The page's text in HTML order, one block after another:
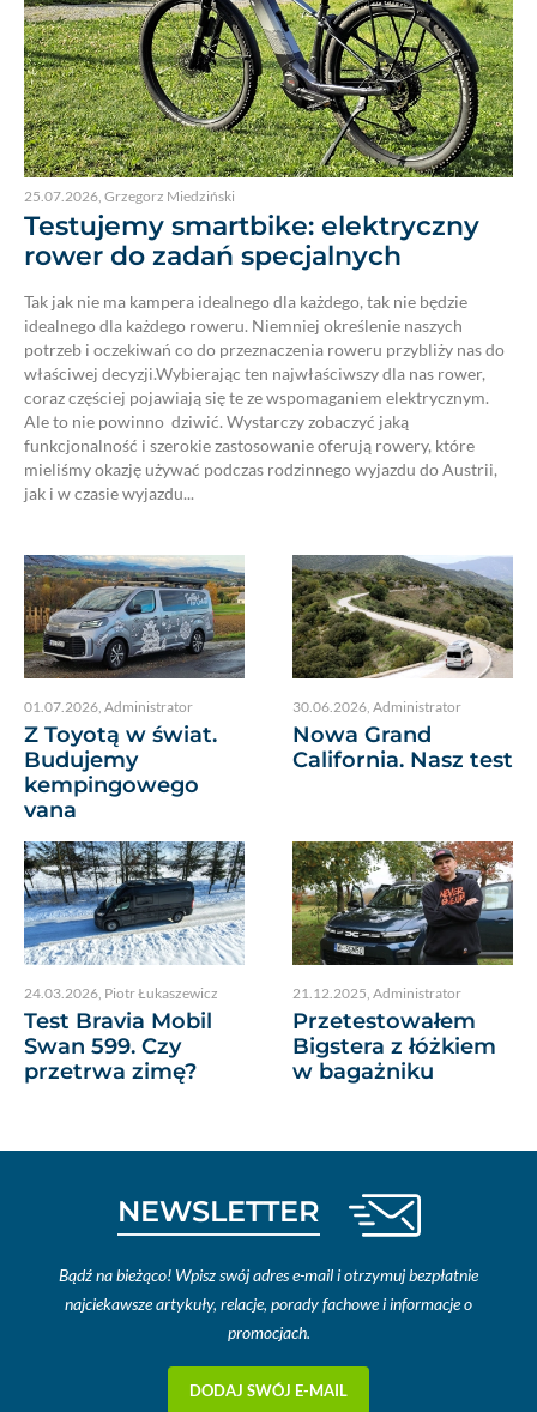
25.07.2026, Grzegorz Miedziński
Testujemy smartbike: elektryczny
rower do zadań specjalnych
Tak jak nie ma kampera idealnego dla każdego, tak nie będzie
idealnego dla każdego roweru. Niemniej określenie naszych
potrzeb i oczekiwań co do przeznaczenia roweru przybliży nas do
właściwej decyzji.Wybierając ten najwłaściwszy dla nas rower,
coraz częściej pojawiają się te ze wspomaganiem elektrycznym.
Ale to nie powinno dziwić. Wystarczy zobaczyć jaką
funkcjonalność i szerokie zastosowanie oferują rowery, które
mieliśmy okazję używać podczas rodzinnego wyjazdu do Austrii,
jak i w czasie wyjazdu...
01.07.2026 Administrator
Z Toyotą w świat.
Budujemy
kempingowego
vana
30.06.2026 Administrator
Nowa Grand
California. Nasz test
24.03.2026, Piotr Łukaszewicz
Test Bravia Mobil
Swan 599. Czy
przetrwa zimę?
21.12.2025, Administrator
Przetestowałem
Bigstera z łóżkiem
w bagażniku
NEWSLETTER
Bądź na bieżąco! Wpisz swój adres e-mail i otrzymuj bezpłatnie
najciekawsze artykuły, relacje, porady fachowe i informacje o
promocjach.
DODAJ SWÓJ E-MAIL